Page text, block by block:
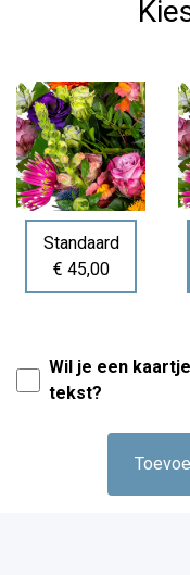
Standaard
€ 45,00
Wil je een
tekst?